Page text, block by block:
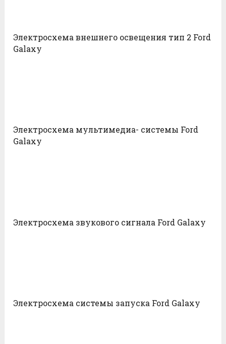
Электросхема внешнего освещения тип 2 Ford
Galaxy
Электросхема мультимедиа- системы Ford
Galaxy
Электросхема звукового сигнала Ford Galaxy
Электросхема системы запуска Ford Galaxy